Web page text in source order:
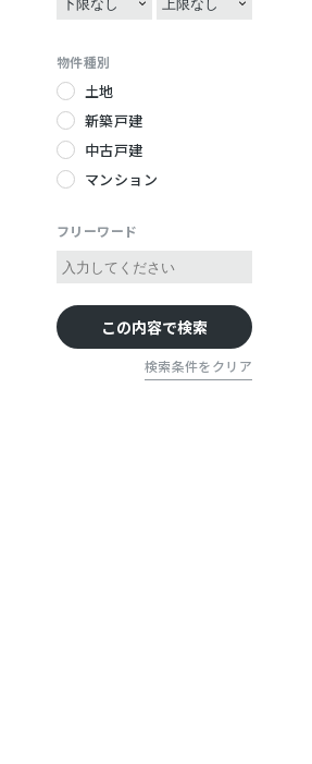
歴史的建造物が近い
災害が少ない
老後住みやすい
富士山が見える
電車が複数使える
公共交通機関が便利
リノベーション
琵琶湖が近い
高速IC周辺
物件種別
土地
新築戸建
中古戸建
マンション
フリーワード
この内容で検索
検索条件をクリア